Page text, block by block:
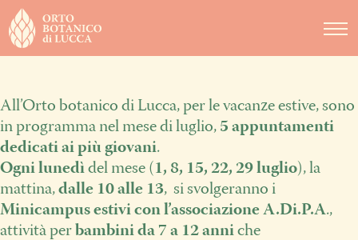
EVENTI
All’Orto botanico di Lucca, per le vacanze estive, sono
in programma nel mese di luglio, 5 appuntamenti
dedicati ai più giovani.
Ogni lunedìdel mese (1, 8, 15, 22, 29 luglio), la
mattina,dalle 10 alle 13, si svolgeranno i
Minicampus estivi con l’associazione A.Di.P.A.,
attività per bambini da 7 a 12 anniche